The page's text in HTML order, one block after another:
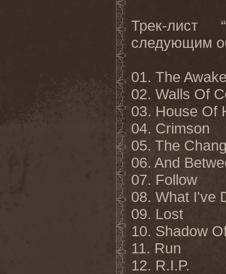
Трек-лист
следующим
01. The
02. Walls Of
03. House Of
04. Crimson
05. The
06. And
07. Follow
08. What I've
09. Lost
10. Shadow
11. Run
12. R.I.P.